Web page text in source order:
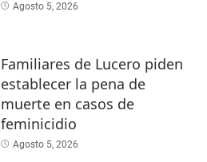
Agosto 5, 2026
Familiares de Lucero piden
establecer la pena de
muerte en casos de
feminicidio
Agosto 5, 2026